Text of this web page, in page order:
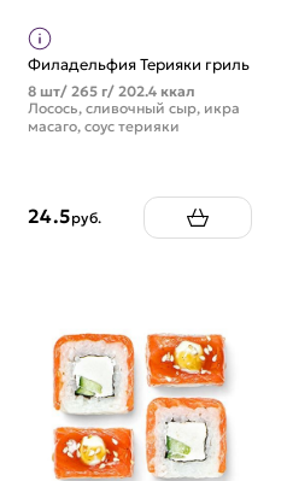
Филадельфия Терияки гриль
8 шт/ 265 г/ 202.4 ккал
Лосось, сливочный сыр, икра
масаго, соус терияки
24.5руб.